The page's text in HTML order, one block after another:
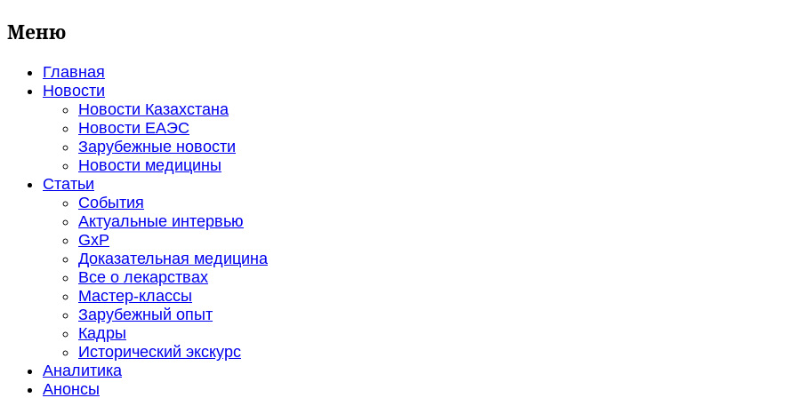
Меню
Главная
Новости
Новости Казахстана
Новости ЕАЭС
Зарубежные новости
Новости медицины
Статьи
События
Актуальные интервью
GxP
Доказательная медицина
Все о лекарствах
Мастер-классы
Зарубежный опыт
Кадры
Исторический экскурс
Аналитика
Анонсы